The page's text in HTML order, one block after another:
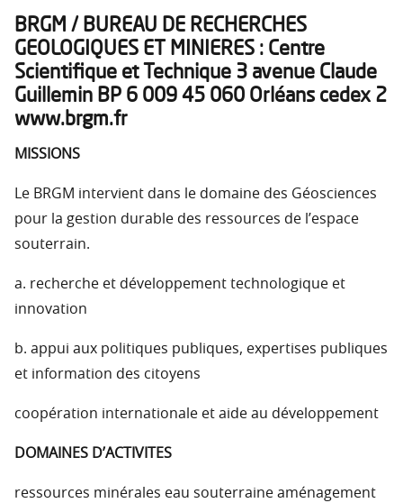
BRGM / BUREAU DE RECHERCHES
GEOLOGIQUES ET MINIERES : Centre
Scientifique et Technique 3 avenue Claude
Guillemin BP 6 009 45 060 Orléans cedex 2
www.brgm.fr
MISSIONS
Le BRGM intervient dans le domaine des Géosciences
pour la gestion durable des ressources de l’espace
souterrain.
a. recherche et développement technologique et
innovation
b. appui aux politiques publiques, expertises publiques
et information des citoyens
coopération internationale et aide au développement
DOMAINES D’ACTIVITES
ressources minérales eau souterraine aménagement